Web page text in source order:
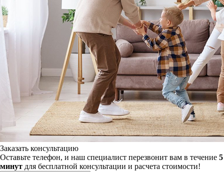
Заказать консультацию
Оставьте телефон, и наш специалист перезвонит вам в течение 5
минут для бесплатной консультации и расчета стоимости!